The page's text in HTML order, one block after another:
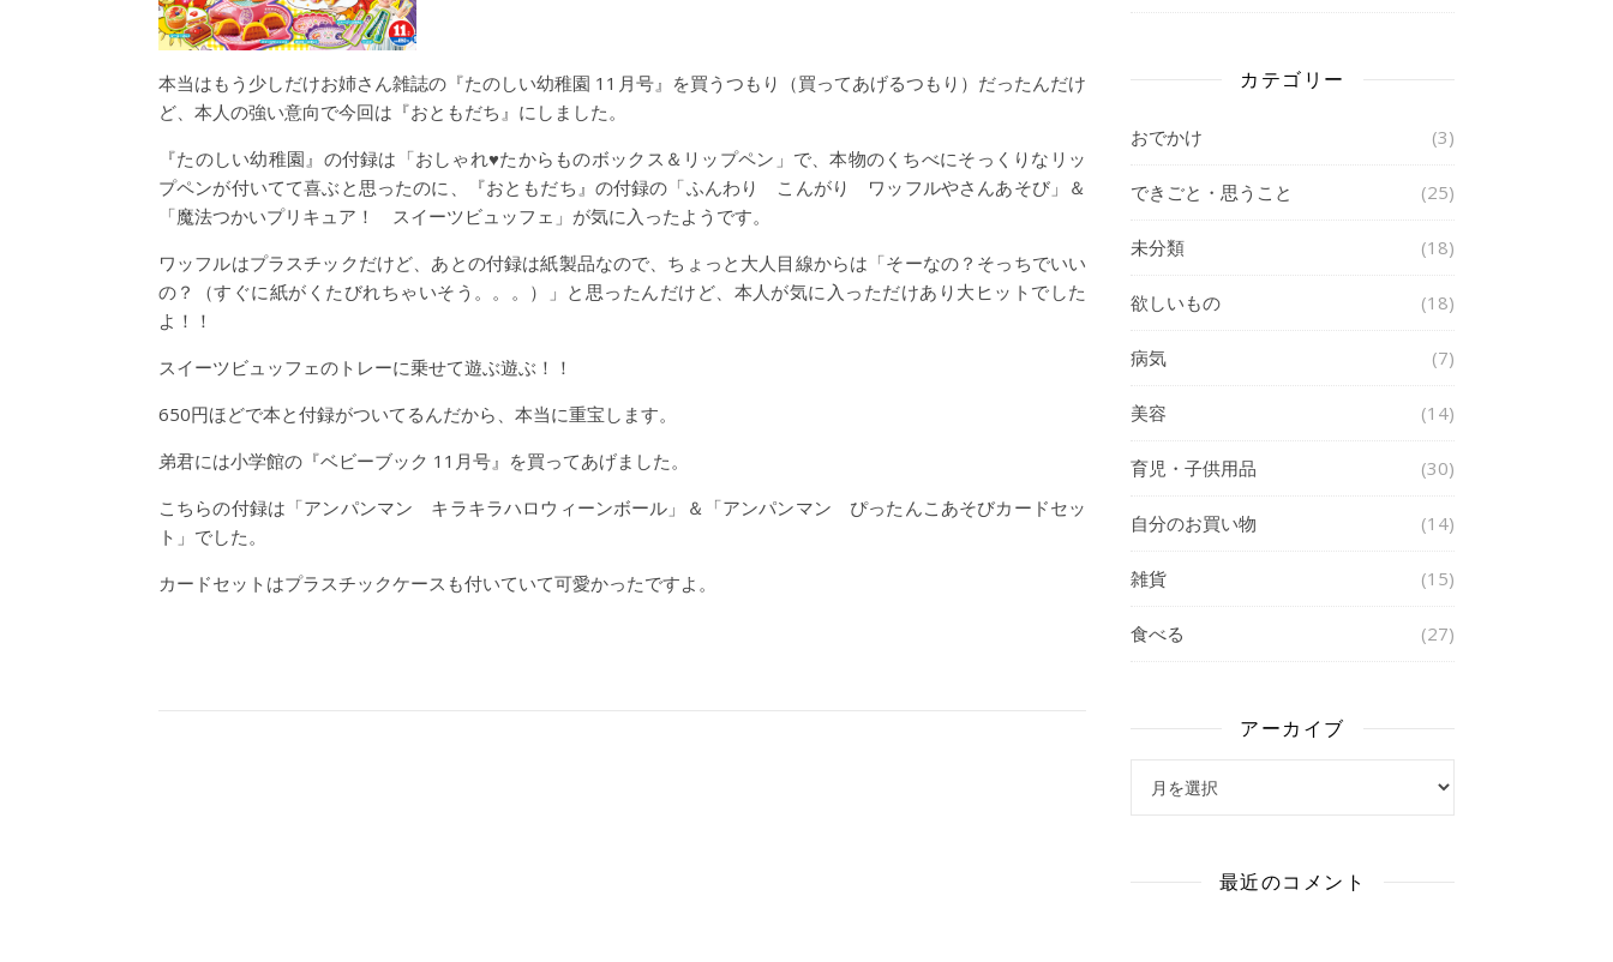
本当はもう少しだけお姉さん雑誌の『たのしい幼稚園 11月号』を買うつもり（買ってあげるつもり）だったんだけ
ど、本人の強い意向で今回は『おともだち』にしました。
『たのしい幼稚園』の付録は「おしゃれ♥たからものボックス＆リップペン」で、本物のくちべにそっくりなリッ
プペンが付いてて喜ぶと思ったのに、『おともだち』の付録の「ふんわり こんがり ワッフルやさんあそび」＆
「魔法つかいプリキュア！ スイーツビュッフェ」が気に入ったようです。
ワッフルはプラスチックだけど、あとの付録は紙製品なので、ちょっと大人目線からは「そーなの？そっちでいい
の？（すぐに紙がくたびれちゃいそう。。。）」と思ったんだけど、本人が気に入っただけあり大ヒットでした
よ！！
スイーツビュッフェのトレーに乗せて遊ぶ遊ぶ！！
650円ほどで本と付録がついてるんだから、本当に重宝します。
弟君には小学館の『ベビーブック 11月号』を買ってあげました。
こちらの付録は「アンパンマン キラキラハロウィーンボール」＆「アンパンマン ぴったんこあそびカードセッ
ト」でした。
カードセットはプラスチックケースも付いていて可愛かったですよ。
カテゴリー
おでかけ (3)
できごと・思うこと (25)
未分類 (18)
欲しいもの (18)
病気 (7)
美容 (14)
育児・子供用品 (30)
自分のお買い物 (14)
雑貨 (15)
食べる (27)
アーカイブ
最近のコメント